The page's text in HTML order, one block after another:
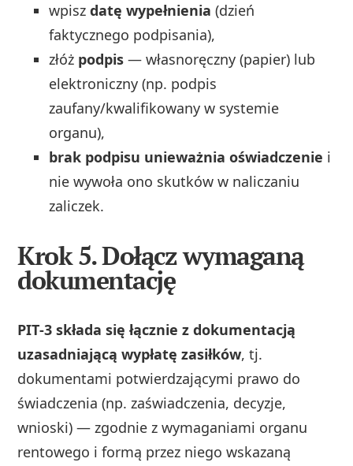
wpiszdatę wypełnienia (dzień
faktycznego podpisania),
złóż podpis — własnoręczny (papier) lub
elektroniczny (np. podpis
zaufany/kwalifikowany w systemie
organu),
brak podpisu unieważnia oświadczenie i
nie wywoła ono skutków w naliczaniu
zaliczek.
Krok 5. Dołącz wymaganą
dokumentację
PIT‑3 składa się łącznie z dokumentacją
uzasadniającą wypłatę zasiłków, tj.
dokumentami potwierdzającymi prawo do
świadczenia (np. zaświadczenia, decyzje,
wnioski) — zgodnie z wymaganiami organu
rentowego i formą przez niego wskazaną